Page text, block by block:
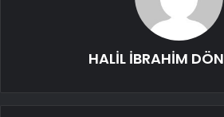
HALİL İBRAHİM